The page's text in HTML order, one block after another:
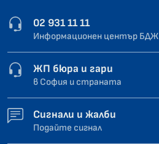
02 931 11 11
Информационен център БДЖ
ЖП бюра и гари
в София и страната
Сигнали и жалби
Подайте сигнал